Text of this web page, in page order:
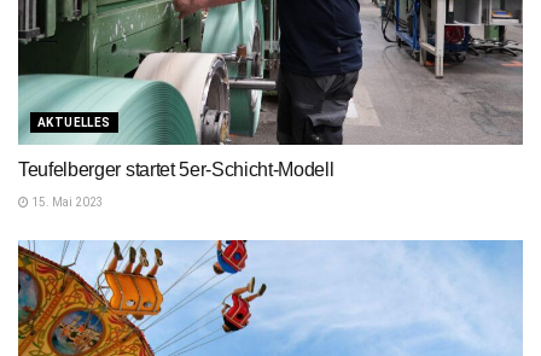
AKTUELLES
Teufelberger startet 5er-Schicht-Modell
15. Mai 2023